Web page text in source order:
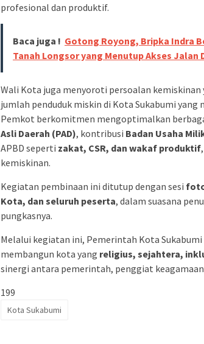
profesional dan produktif.
Baca juga ! Gotong Royong, Bripka Indra
Tanah Longsor yang Menutup Akses Jalan
Wali Kota juga menyoroti persoalan
jumlah penduduk miskin di Kota Sukabumi yang
Pemkot berkomitmen mengoptimalkan
Asli Daerah (PAD), kontribusi Badan Usaha
APBD seperti zakat, CSR, dan wakaf produktif
kemiskinan.
Kegiatan pembinaan ini ditutup dengan sesi
Kota, dan seluruh peserta, dalam suasana
pungkasnya.
Melalui kegiatan ini, Pemerintah Kota
membangun kota yang religius, sejahtera,
sinergi antara pemerintah, penggiat
199
Kota Sukabumi